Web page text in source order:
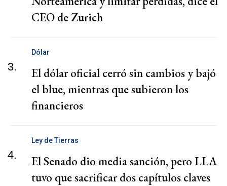
CEO de Zurich
3.
Dólar
El dólar oficial cerró sin cambios y bajó
el blue, mientras que subieron los
financieros
4.
Ley de Tierras
El Senado dio media sanción, pero LLA
tuvo que sacrificar dos capítulos claves